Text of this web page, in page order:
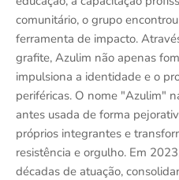
comunitário, o grupo
ferramenta de impacto.
grafite, Azulim não apenas
impulsiona a identidade e o
periféricas. O nome "Azulim"
antes usada de forma
próprios integrantes e
resistência e orgulho. Em
décadas de atuação,